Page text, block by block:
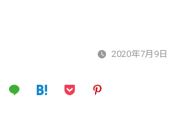
2020年7月9日